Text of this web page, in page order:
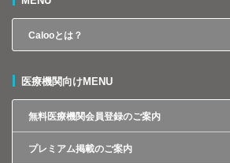
Calooとは？
医療機関向けMENU
無料医療機関会員登録のご案内
プレミアム掲載のご案内